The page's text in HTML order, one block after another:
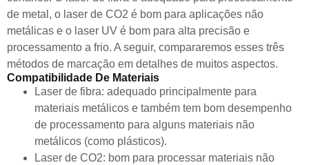
de metal, o laser de CO2 é bom para aplicações não
metálicas e o laser UV é bom para alta precisão e
processamento a frio. A seguir, compararemos esses três
métodos de marcação em detalhes de muitos aspectos.
Compatibilidade De Materiais
Laser de fibra: adequado principalmente para
materiais metálicos e também tem bom desempenho
de processamento para alguns materiais não
metálicos (como plásticos).
Laser de CO2: bom para processar materiais não